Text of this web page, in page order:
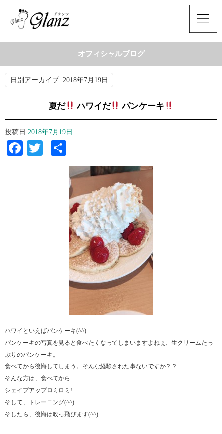
オフィシャルブログ
日別アーカイブ: 2018年7月19日
夏だ ハワイだ パンケーキ
投稿日 2018年7月19日
Facebook
Twitter
有
ハワイといえばパンケーキ(^^)
パンケーキの写真を見ると食べたくなってしまいますよねぇ。生クリームたっ
ぷりのパンケーキ。
食べてから後悔してしまう。そんな経験された事ないですか？？
そんな方は、食べてから
シェイプアップロミロミ!
そして、トレーニング(^^)
そしたら、後悔は吹っ飛びます(^^)